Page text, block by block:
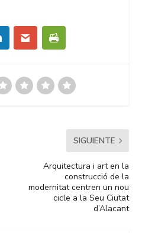
SIGUIENTE
Arquitectura i art en la
construcció de la
modernitat centren un nou
cicle a la Seu Ciutat
d’Alacant